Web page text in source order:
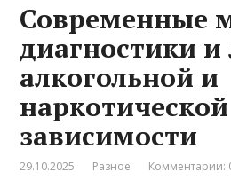
Современные
диагностики и
алкогольной и
наркотической
зависимости
29.10.2025 Разное Комментарии: